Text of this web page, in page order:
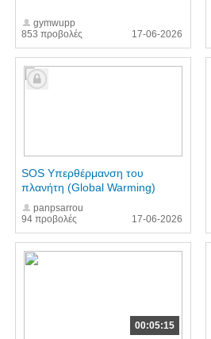
853 προβολές
gymwupp
17-06-2026
94 προβολές
SOS Υπερθέρμανση του
πλανήτη (Global Warming)
panpsarrou
17-06-2026
00:05:15